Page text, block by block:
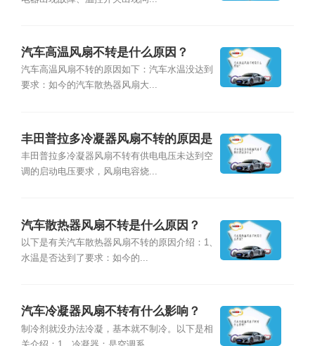
汽车高温风扇不转是什么原因？
汽车高温风扇不转的原因如下：汽车水温没达到
要求：如今的汽车散热器风扇大...
丰田普拉多冷凝器风扇不转的原因是
什么？
丰田普拉多冷凝器风扇不转有供电电压未达到空
调的启动电压要求，风扇电容烧...
汽车散热器风扇不转是什么原因？
以下是有关汽车散热器风扇不转的原因介绍：1、
水温是否达到了要求：如今的...
汽车冷凝器风扇不转有什么影响？
制冷剂就没办法冷凝，基本就不制冷。以下是相